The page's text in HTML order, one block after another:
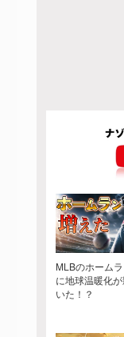
MLBのホーム
に地球温暖化
いた！？